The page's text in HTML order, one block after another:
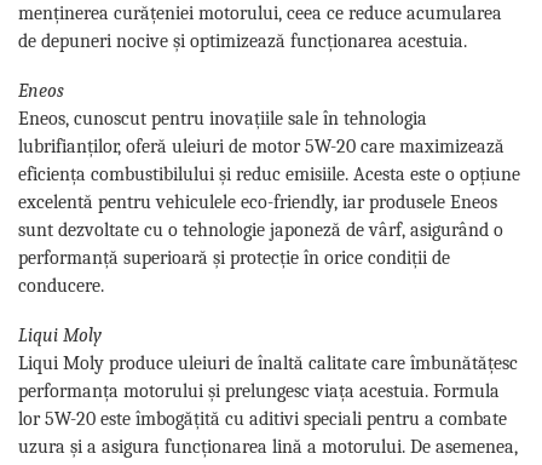
menținerea curățeniei motorului, ceea ce reduce acumularea
de depuneri nocive și optimizează funcționarea acestuia.
Eneos
Eneos, cunoscut pentru inovațiile sale în tehnologia
lubrifianților, oferă uleiuri de motor 5W-20 care maximizează
eficiența combustibilului și reduc emisiile. Acesta este o opțiune
excelentă pentru vehiculele eco-friendly, iar produsele Eneos
sunt dezvoltate cu o tehnologie japoneză de vârf, asigurând o
performanță superioară și protecție în orice condiții de
conducere.
Liqui Moly
Liqui Moly produce uleiuri de înaltă calitate care îmbunătățesc
performanța motorului și prelungesc viața acestuia. Formula
lor 5W-20 este îmbogățită cu aditivi speciali pentru a combate
uzura și a asigura funcționarea lină a motorului. De asemenea,